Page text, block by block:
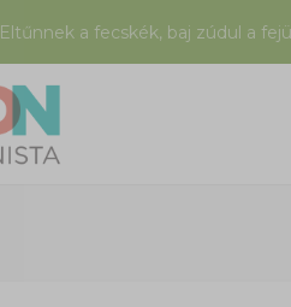
Eltűnnek a fecskék, baj zúdul a